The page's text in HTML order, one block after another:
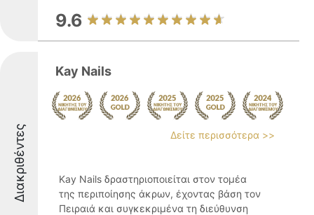
9.6
Διακριθέντες
Kay Nails
Δείτε περισσότερα >>
Kay Nails δραστηριοποιείται στον τομέα
της περιποίησης άκρων, έχοντας βάση τον
Πειραιά και συγκεκριμένα τη διεύθυνση